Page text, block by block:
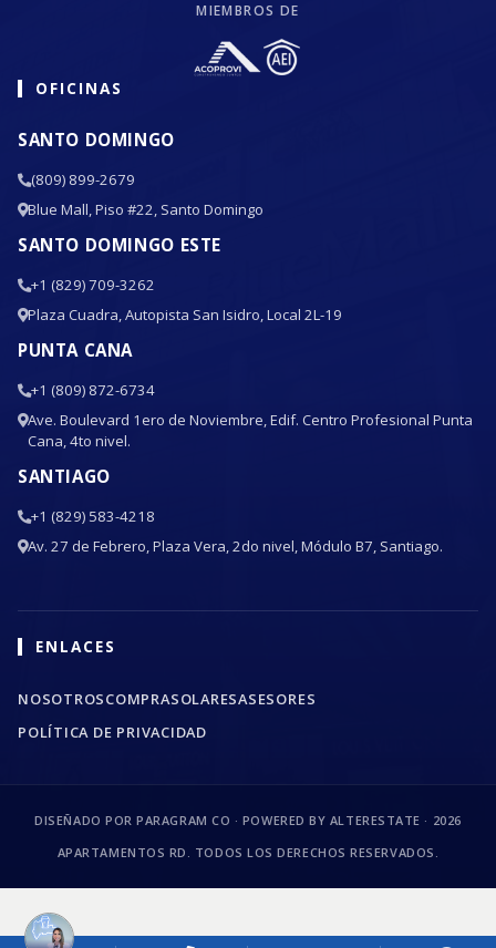
MIEMBROS DE
OFICINAS
SANTO DOMINGO
(809) 899-2679
Blue Mall, Piso #22, Santo Domingo
SANTO DOMINGO ESTE
+1 (829) 709-3262
Plaza Cuadra, Autopista San Isidro, Local 2L-19
PUNTA CANA
+1 (809) 872-6734
Ave. Boulevard 1ero de Noviembre, Edif. Centro Profesional Punta
Cana, 4to nivel.
SANTIAGO
+1 (829) 583-4218
Av. 27 de Febrero, Plaza Vera, 2do nivel, Módulo B7, Santiago.
ENLACES
NOSOTROSCOMPRASOLARESASESORES
POLÍTICA DE PRIVACIDAD
DISEÑADO POR PARAGRAM CO · POWERED BY ALTERESTATE · 2026
APARTAMENTOS RD. TODOS LOS DERECHOS RESERVADOS.